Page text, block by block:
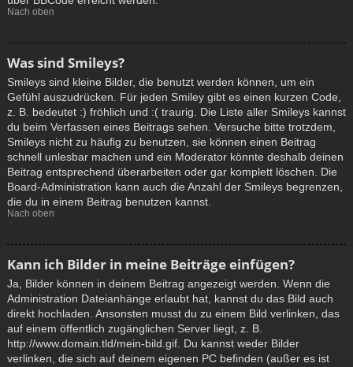
Nach oben
Was sind Smileys?
Smileys sind kleine Bilder, die benutzt werden können, um ein
Gefühl auszudrücken. Für jeden Smiley gibt es einen kurzen Code,
z. B. bedeutet :) fröhlich und :( traurig. Die Liste aller Smileys kannst
du beim Verfassen eines Beitrags sehen. Versuche bitte trotzdem,
Smileys nicht zu häufig zu benutzen, sie können einen Beitrag
schnell unlesbar machen und ein Moderator könnte deshalb deinen
Beitrag entsprechend überarbeiten oder gar komplett löschen. Die
Board-Administration kann auch die Anzahl der Smileys begrenzen,
die du in einem Beitrag benutzen kannst.
Nach oben
Kann ich Bilder in meine Beiträge einfügen?
Ja, Bilder können in deinem Beitrag angezeigt werden. Wenn die
Administration Dateianhänge erlaubt hat, kannst du das Bild auch
direkt hochladen. Ansonsten musst du zu einem Bild verlinken, das
auf einem öffentlich zugänglichen Server liegt, z. B.
http://www.domain.tld/mein-bild.gif. Du kannst weder Bilder
verlinken, die sich auf deinem eigenen PC befinden (außer es ist